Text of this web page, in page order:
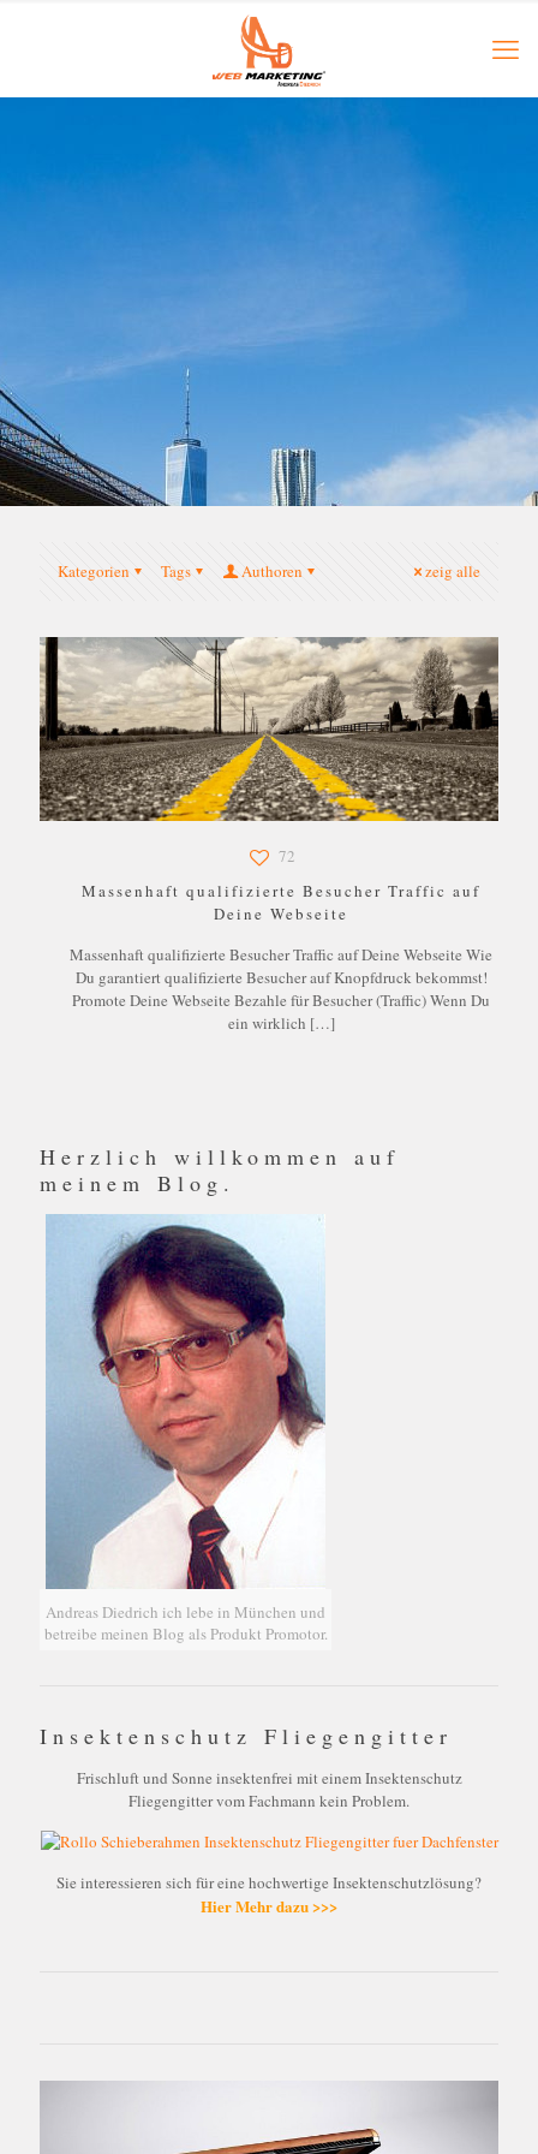
Kategorien Tags Authoren zeig alle
72
Massenhaft qualifizierte Besucher Traffic auf
Deine Webseite
Massenhaft qualifizierte Besucher Traffic auf Deine Webseite Wie
Du garantiert qualifizierte Besucher auf Knopfdruck bekommst!
Promote Deine Webseite Bezahle für Besucher (Traffic) Wenn Du
ein wirklich […]
Herzlich willkommen auf
meinem Blog.
Andreas Diedrich ich lebe in München und
betreibe meinen Blog als Produkt Promotor.
Insektenschutz Fliegengitter
Frischluft und Sonne insektenfrei mit einem Insektenschutz
Fliegengitter vom Fachmann kein Problem.
Sie interessieren sich für eine hochwertige Insektenschutzlösung?
Hier Mehr dazu >>>